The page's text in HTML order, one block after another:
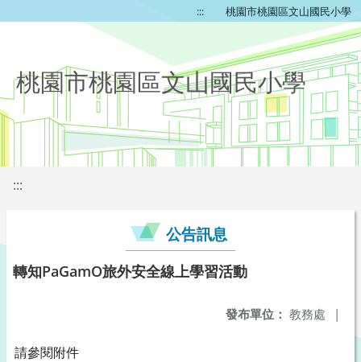
::: 桃園市桃園區文山國民小學
桃園市桃園區文山國民小學
:::
公告訊息
轉知PaGamO旅外安全線上學習活動
發布單位： 教務處 |
請參閱附件